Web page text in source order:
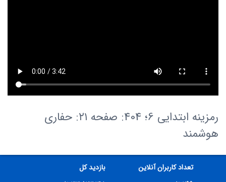
رمزینه ابتدایی 6؛ 404: صفحه ۲۱: حفاری
هوشمند
تعداد کاربران آنلاین
بازدید کل